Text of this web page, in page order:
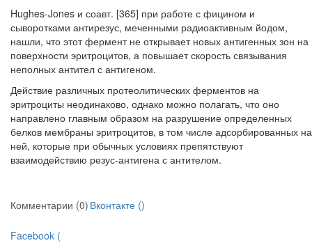
Hughes-Jones и соавт. [365] при работе с фицином и
сыворотками антирезус, меченными радиоактивным йодом,
нашли, что этот фермент не открывает но­вых антигенных зон на
поверхности эритроцитов, а повышает скорость связы­вания
неполных антител с антигеном.
Действие различных протеолитических ферментов на
эритроциты неодина­ково, однако можно полагать, что оно
направлено главным образом на разру­шение определенных
белков мембраны эритроцитов, в том числе адсорбиро­ванных на
ней, которые при обычных условиях препятствуют
взаимодействию резус-антигена с антителом.
Комментарии (0) Вконтакте ()
Facebook (